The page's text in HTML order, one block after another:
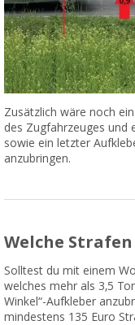
Zusätzlich wäre noch
des Zugfahrzeuges und
sowie ein letzter
anzubringen.
Welche
Solltest du mit einem
welches mehr als 3,5
Winkel“-Aufkleber
mindestens 135 Euro